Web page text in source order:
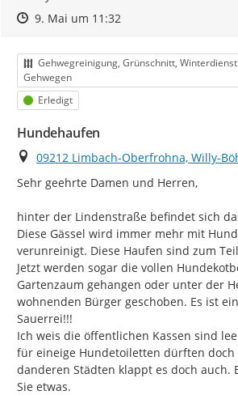
Zeitpunkt des Erstellens
Zeitpunkt des Erstellens
9. Mai um 11:32Zur Äußerung
Kategorie
Gehwegreinigung, Grünschnitt,
Gehwegen
Status
Erledigt
Hundehaufen
Ort
09212 Limbach-Oberfrohna, Willy-
Sehr geehrte Damen und Herren,
hinter der Lindenstraße befindet sich
Diese Gässel wird immer mehr mit
verunreinigt. Diese Haufen sind zum
Jetzt werden sogar die vollen
Gartenzaum gehangen oder unter der
wohnenden Bürger geschoben. Es ist
Sauerrei!!!
Ich weis die öffentlichen Kassen sind
für eineige Hundetoiletten dürften doch
danderen Städten klappt es doch auch.
Sie etwas.